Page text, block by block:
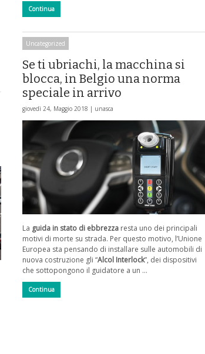
Continua
Uncategorized
Se ti ubriachi, la macchina si
blocca, in Belgio una norma
speciale in arrivo
giovedì 24, Maggio 2018 | unasca
La guida in stato di ebbrezza resta uno dei principali
motivi di morte su strada. Per questo motivo, l’Unione
Europea sta pensando di installare sulle automobili di
nuova costruzione gli “Alcol Interlock”, dei dispositivi
che sottopongono il guidatore a un …
Continua